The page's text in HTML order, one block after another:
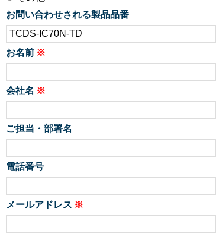
お問い合わせされる製品品番
お名前
会社名
ご担当・部署名
電話番号
メールアドレス